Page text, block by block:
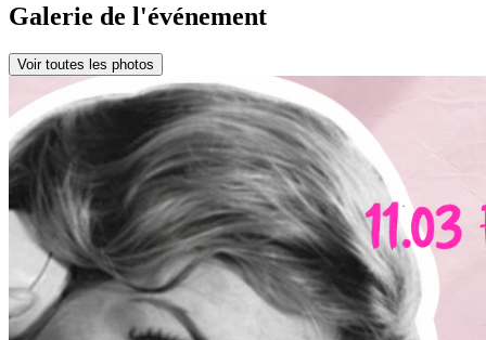
Galerie de l'événement
Voir toutes les photos